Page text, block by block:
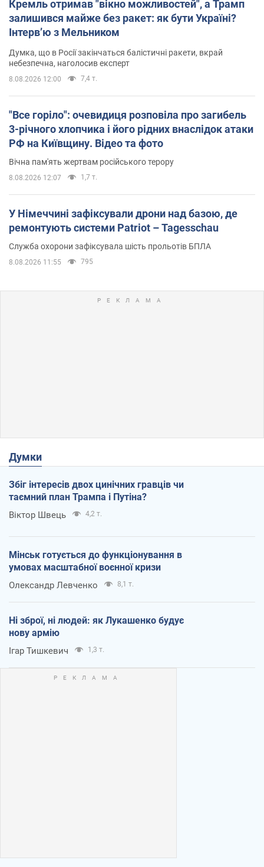
Кремль отримав "вікно можливостей", а Трамп
залишився майже без ракет: як бути Україні?
Інтерв’ю з Мельником
Думка, що в Росії закінчаться балістичні ракети, вкрай
небезпечна, наголосив експерт
8.08.2026 12:00 7,4 т.
"Все горіло": очевидиця розповіла про загибель
3-річного хлопчика і його рідних внаслідок атаки
РФ на Київщину. Відео та фото
Вічна пам'ять жертвам російського терору
8.08.2026 12:07 1,7 т.
У Німеччині зафіксували дрони над базою, де
ремонтують системи Patriot – Tagesschau
Служба охорони зафіксувала шість прольотів БПЛА
8.08.2026 11:55 795
Думки
Збіг інтересів двох цинічних гравців чи
таємний план Трампа і Путіна?
Віктор Швець 4,2 т.
Мінськ готується до функціонування в
умовах масштабної воєнної кризи
Олександр Левченко 8,1 т.
Ні зброї, ні людей: як Лукашенко будує
нову армію
Ігар Тишкевич 1,3 т.